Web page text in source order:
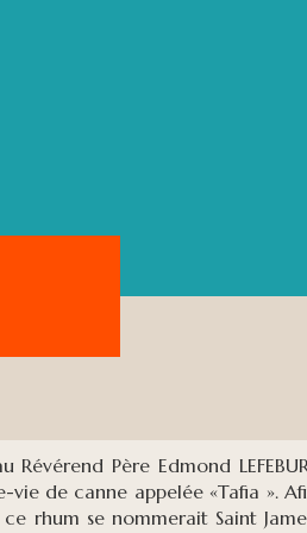
Père Edmond
de canne appelée «Tafia ».
rhum se nommerait Saint